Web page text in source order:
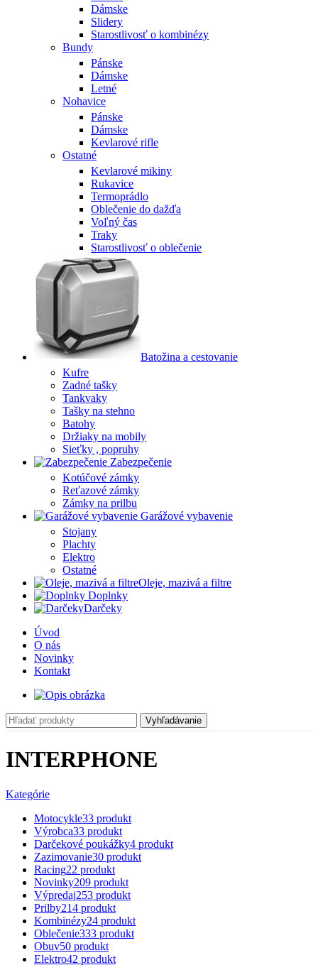
Dámske
Slidery
Starostlivosť o kombinézy
Bundy
Pánske
Dámske
Letné
Nohavice
Pánske
Dámske
Kevlarové rifle
Ostatné
Kevlarové mikiny
Rukavice
Termoprádlo
Oblečenie do dažďa
Voľný čas
Traky
Starostlivosť o oblečenie
Batožina a cestovanie
Kufre
Zadné tašky
Tankvaky
Tašky na stehno
Batohy
Držiaky na mobily
Sieťky , popruhy
Zabezpečenie
Kotúčové zámky
Reťazové zámky
Zámky na prilbu
Garážové vybavenie
Stojany
Plachty
Elektro
Ostatné
Oleje, mazivá a filtre
Doplnky
Darčeky
Úvod
O nás
Novinky
Kontakt
Vyhľadávanie
INTERPHONE
Kategórie
Motocykle33 produkt
Výrobca33 produkt
Darčekové poukážky4 produkt
Zazimovanie30 produkt
Racing22 produkt
Novinky209 produkt
Výpredaj253 produkt
Prilby214 produkt
Kombinézy24 produkt
Oblečenie333 produkt
Obuv50 produkt
Elektro42 produkt